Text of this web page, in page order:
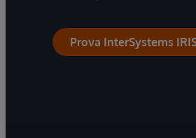
Prova InterSystems